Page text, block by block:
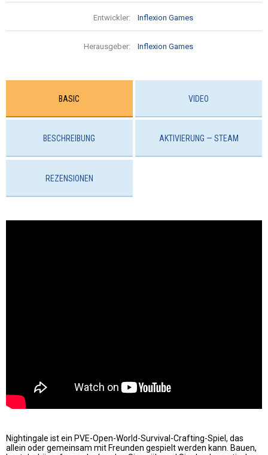
Entwickler: Inflexion Games
Herausgeber: Inflexion Games
BASIC VIDEO
BESCHREIBUNG AKTIVIERUNG — STEAM
REZENSIONEN
Nightingale ist ein PVE-Open-World-Survival-Crafting-Spiel, das
allein oder gemeinsam mit Freunden gespielt werden kann. Bauen,